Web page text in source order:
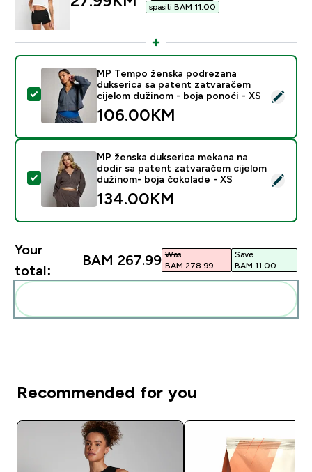
spasiti BAM 11.00‎
Select this product - MP Tempo ženska podrezana
MP Tempo ženska podrezana
dukserica sa patent zatvaračem
cijelom dužinom - boja ponoći - XS
106.00KM‎
Select this product - MP ženska dukserica mekana
MP ženska dukserica mekana na
dodir sa patent zatvaračem cijelom
dužinom- boja čokolade - XS
134.00KM‎
Your
total:
BAM 267.99‎ Was
BAM 278.99‎
Save
BAM 11.00‎
Recommended for you